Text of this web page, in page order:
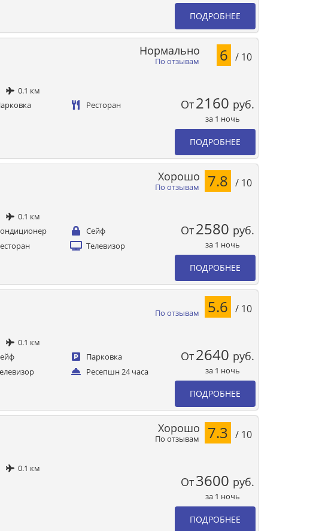
ПОДРОБНЕЕ
0.1 км
Ресторан
По отзывам
Нормально 6 / 10
От2160 руб.
за 1 ночь
ПОДРОБНЕЕ
0.1 км
Сейф
Телевизор
По отзывам
Хорошо 7.8 / 10
От2580 руб.
за 1 ночь
ПОДРОБНЕЕ
0.1 км
Парковка
Ресепшн 24 часа
По отзывам 5.6 / 10
От2640 руб.
за 1 ночь
ПОДРОБНЕЕ
0.1 км
По отзывам
Хорошо 7.3 / 10
От3600 руб.
за 1 ночь
ПОДРОБНЕЕ